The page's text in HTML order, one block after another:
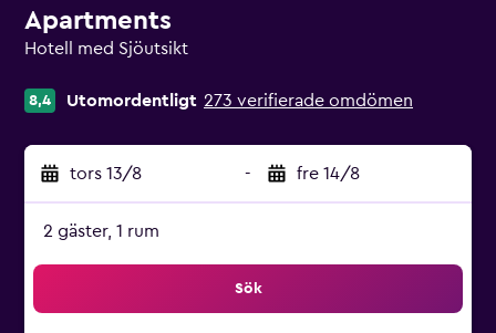
Apartments
Hotell med Sjöutsikt
8,4 Utomordentligt 273 verifierade omdömen
tors 13/8 - fre 14/8
2 gäster, 1 rum
Sök